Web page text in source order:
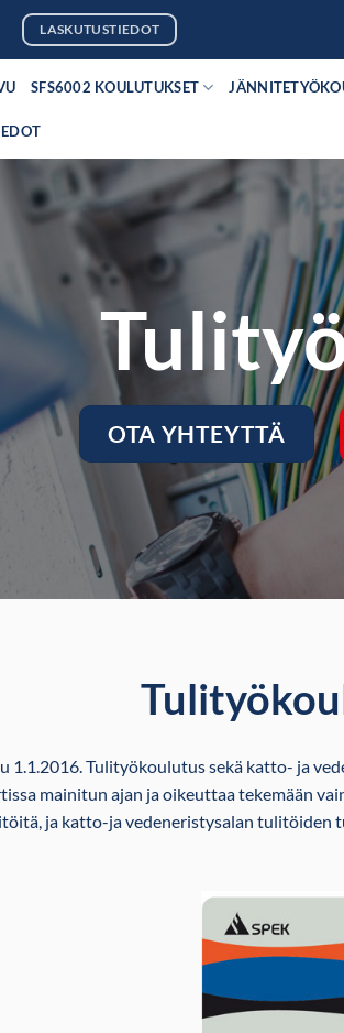
LASKUTUSTIEDOT
SFS6002 KOULUTUKSET
OTA YHTEYTTÄ
1.1.2016. Tulityökoulutus sekä katto- ja
mainitun ajan ja oikeuttaa tekemään
ja katto-ja vedeneristysalan tulitöiden